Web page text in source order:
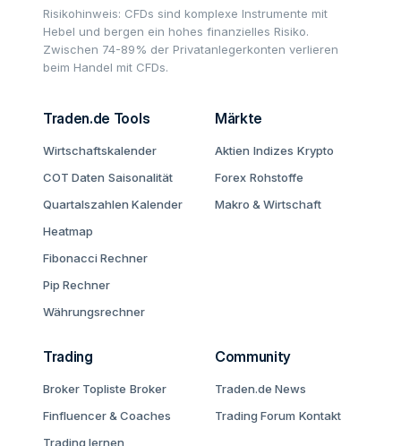
Risikohinweis: CFDs sind komplexe Instrumente mit
Hebel und bergen ein hohes finanzielles Risiko.
Zwischen 74-89% der Privatanlegerkonten verlieren
beim Handel mit CFDs.
Traden.de Tools
Wirtschaftskalender
COT Daten Saisonalität
Quartalszahlen Kalender
Heatmap
Fibonacci Rechner
Pip Rechner
Währungsrechner
Märkte
Aktien Indizes Krypto
Forex Rohstoffe
Makro & Wirtschaft
Trading
Broker Topliste Broker
Finfluencer & Coaches
Trading lernen
Community
Traden.de News
Trading Forum Kontakt